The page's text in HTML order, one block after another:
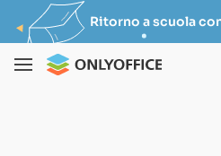
Ritorno a scuola